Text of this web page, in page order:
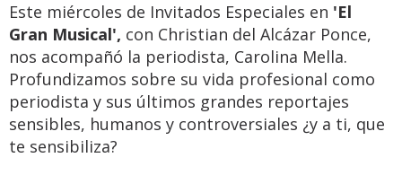
Este miércoles de Invitados Especiales en 'El
Gran Musical', con Christian del Alcázar Ponce,
nos acompañó la periodista, Carolina Mella.
Profundizamos sobre su vida profesional como
periodista y sus últimos grandes reportajes
sensibles, humanos y controversiales ¿y a ti, que
te sensibiliza?